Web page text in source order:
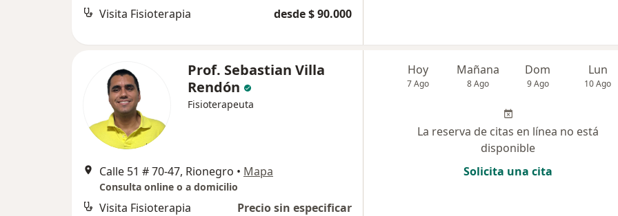
Visita Fisioterapia desde $ 90.000
Prof. Sebastian Villa
Rendón
Fisioterapeuta
Calle 51 # 70-47, Rionegro • Mapa
Consulta online o a domicilio
Visita Fisioterapia Precio sin especificar
Hoy
7 Ago
Mañana
8 Ago
Dom
9 Ago
Lun
10 Ago
La reserva de citas en línea no está
disponible
Solicita una cita